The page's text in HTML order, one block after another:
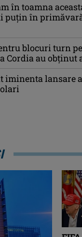
în toamna
puțin în
blocuri turn
Cordia au
iminenta lansare